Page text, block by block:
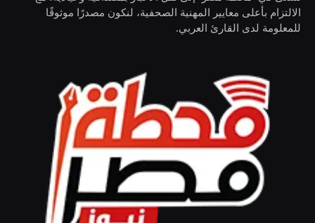
الالتزام بأعلى معايير المهنية الصحفية، لنكون مصدرًا موثوقًا
للمعلومة لدى القارئ العربي.